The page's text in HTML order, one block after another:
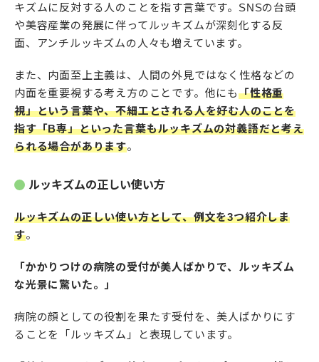
キズムに反対する人のことを指す言葉です。SNSの台頭
や美容産業の発展に伴ってルッキズムが深刻化する反
面、アンチルッキズムの人々も増えています。
また、内面至上主義は、人間の外見ではなく性格などの
内面を重要視する考え方のことです。他にも「性格重
視」という言葉や、不細工とされる人を好む人のことを
指す「B専」といった言葉もルッキズムの対義語だと考え
られる場合があります。
ルッキズムの正しい使い方
ルッキズムの正しい使い方として、例文を3つ紹介しま
す。
「かかりつけの病院の受付が美人ばかりで、ルッキズム
な光景に驚いた。」
病院の顔としての役割を果たす受付を、美人ばかりにす
ることを「ルッキズム」と表現しています。